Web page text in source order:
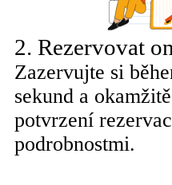
2. Rezervovat
Zazervujte si
sekund a
potvrzení
podrobnostmi.